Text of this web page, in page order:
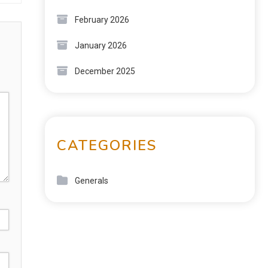
February 2026
January 2026
December 2025
CATEGORIES
Generals